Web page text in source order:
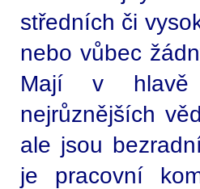
středních či
nebo vůbec
Mají v hlavě
nejrůznějších
ale jsou
je pracovní